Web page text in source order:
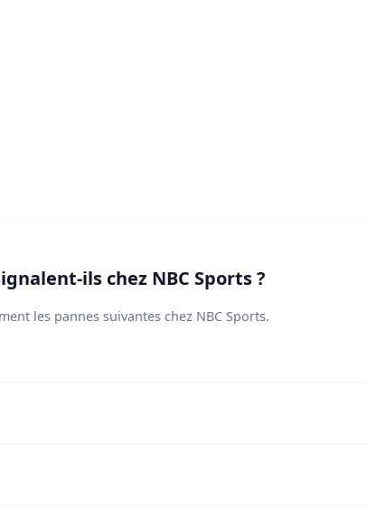
ils chez NBC Sports ?
les pannes suivantes chez NBC Sports.